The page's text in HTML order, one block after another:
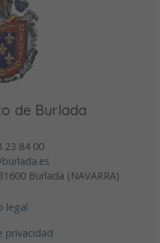
de Burlada
23 84 00
Burlada (NAVARRA)
legal
privacidad